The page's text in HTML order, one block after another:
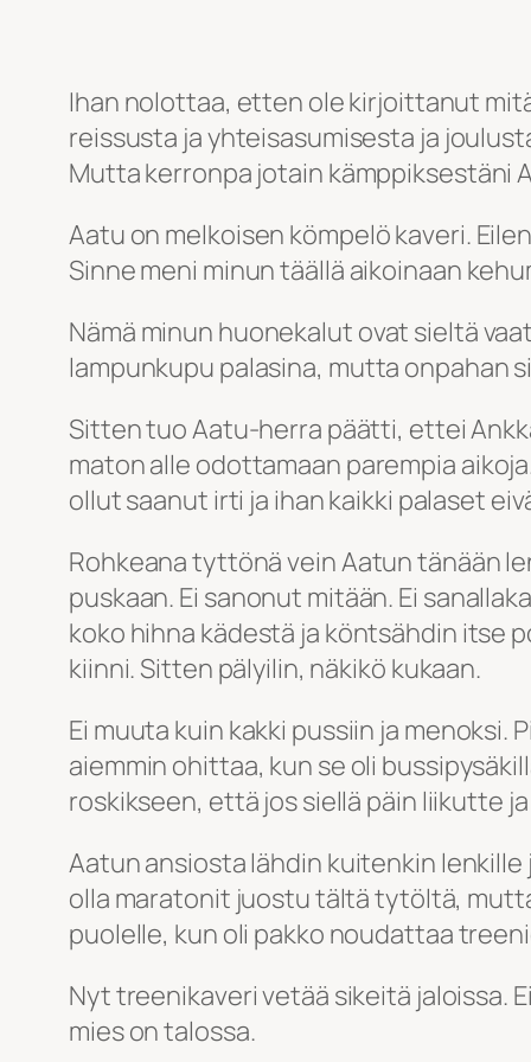
Ihan nolottaa, etten ole kirjoittanut
reissusta ja yhteisasumisesta ja
Mutta kerronpa jotain kämppiksestäni
Aatu on melkoisen kömpelö kaveri.
Sinne meni minun täällä aikoinaan
Nämä minun huonekalut ovat sieltä
lampunkupu palasina, mutta onpahan
Sitten tuo Aatu-herra päätti, ettei
maton alle odottamaan parempia
ollut saanut irti ja ihan kaikki palaset
Rohkeana tyttönä vein Aatun tänään
puskaan. Ei sanonut mitään. Ei
koko hihna kädestä ja köntsähdin itse
kiinni. Sitten pälyilin, näkikö kukaan.
Ei muuta kuin kakki pussiin ja
aiemmin ohittaa, kun se oli
roskikseen, että jos siellä päin liikutte
Aatun ansiosta lähdin kuitenkin lenkille
olla maratonit juostu tältä tytöltä,
puolelle, kun oli pakko noudattaa
Nyt treenikaveri vetää sikeitä jaloissa.
mies on talossa.